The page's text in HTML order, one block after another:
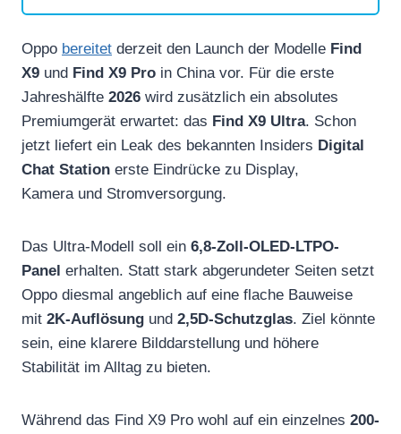
Oppo bereitet derzeit den Launch der Modelle Find
X9 und Find X9 Pro in China vor. Für die erste
Jahreshälfte 2026 wird zusätzlich ein absolutes
Premiumgerät erwartet: das Find X9 Ultra. Schon
jetzt liefert ein Leak des bekannten Insiders Digital
Chat Station erste Eindrücke zu Display,
Kamera und Stromversorgung.
Das Ultra-Modell soll ein 6,8-Zoll-OLED-LTPO-
Panel erhalten. Statt stark abgerundeter Seiten setzt
Oppo diesmal angeblich auf eine flache Bauweise
mit 2K-Auflösung und 2,5D-Schutzglas. Ziel könnte
sein, eine klarere Bilddarstellung und höhere
Stabilität im Alltag zu bieten.
Während das Find X9 Pro wohl auf ein einzelnes 200-